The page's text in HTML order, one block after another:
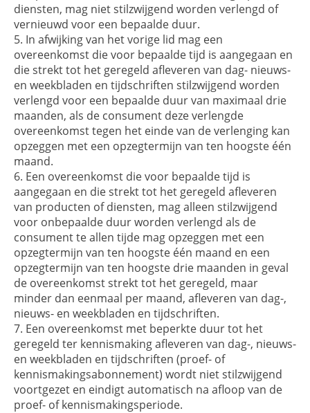
diensten, mag niet stilzwijgend worden verlengd of
vernieuwd voor een bepaalde duur.
In afwijking van het vorige lid mag een
overeenkomst die voor bepaalde tijd is aangegaan en
die strekt tot het geregeld afleveren van dag- nieuws-
en weekbladen en tijdschriften stilzwijgend worden
verlengd voor een bepaalde duur van maximaal drie
maanden, als de consument deze verlengde
overeenkomst tegen het einde van de verlenging kan
opzeggen met een opzegtermijn van ten hoogste één
maand.
Een overeenkomst die voor bepaalde tijd is
aangegaan en die strekt tot het geregeld afleveren
van producten of diensten, mag alleen stilzwijgend
voor onbepaalde duur worden verlengd als de
consument te allen tijde mag opzeggen met een
opzegtermijn van ten hoogste één maand en een
opzegtermijn van ten hoogste drie maanden in geval
de overeenkomst strekt tot het geregeld, maar
minder dan eenmaal per maand, afleveren van dag-,
nieuws- en weekbladen en tijdschriften.
Een overeenkomst met beperkte duur tot het
geregeld ter kennismaking afleveren van dag-, nieuws-
en weekbladen en tijdschriften (proef- of
kennismakingsabonnement) wordt niet stilzwijgend
voortgezet en eindigt automatisch na afloop van de
proef- of kennismakingsperiode.